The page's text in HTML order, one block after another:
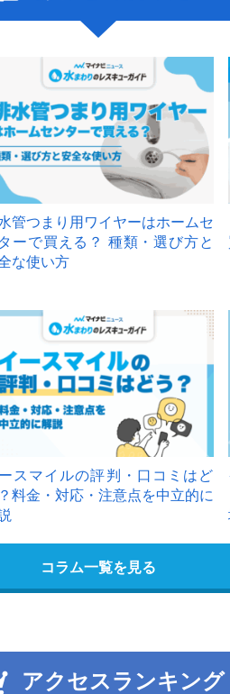
管つまり用ワイヤーはホームセ
ーで買える？ 種類・選び方と
な使い方
スマイルの評判・口コミはど
料金・対応・注意点を中立的に
コラム一覧を見る
アクセスランキング